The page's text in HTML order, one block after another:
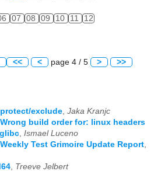
07 08 09 10 11 12
<< < page 4 / 5 > >>
exclude Jaka Kranjc
build order for: linux headers
Ismael Luceno
Test Grimoire Update Report
Treeve Jelbert